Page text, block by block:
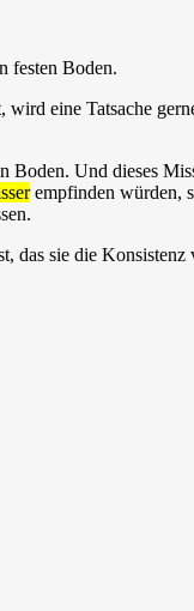
festen Boden.
eine Tatsache
Und dieses
empfinden würden,
das sie die